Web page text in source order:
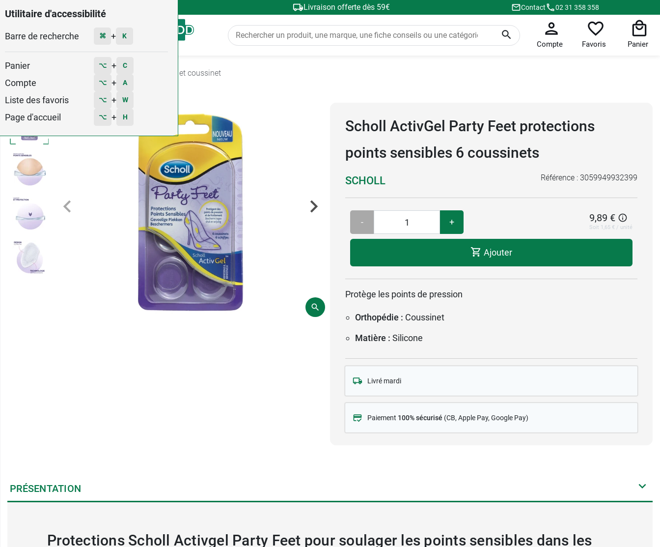
Utilitaire d'accessibilité
Barre de recherche ⌘ + K
Panier ⌥ + C
Compte ⌥ + A
Liste des favoris ⌥ + W
Page d'accueil ⌥ + H
Livraison offerte dès 59€ Contact 02 31 358 358
Menu
Compte Favoris Panier
Talonnette et coussinet
Scholl ActivGel Party Feet protections
points sensibles 6 coussinets
SCHOLL Référence : 3059949932399
- + 9,89 €
Soit 1,65 € / unité
Ajouter
Protège les points de pression
Orthopédie : Coussinet
Matière : Silicone
Livré mardi
Paiement 100% sécurisé (CB, Apple Pay, Google Pay)
PRÉSENTATION
Protections Scholl Activgel Party Feet pour soulager les points sensibles dans les